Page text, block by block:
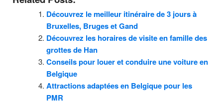
Découvrez le meilleur itinéraire de 3 jours à
Bruxelles, Bruges et Gand
Découvrez les horaires de visite en famille des
grottes de Han
Conseils pour louer et conduire une voiture en
Belgique
Attractions adaptées en Belgique pour les
PMR